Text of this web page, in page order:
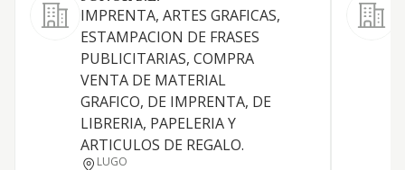
IMPRENTA, ARTES GRAFICAS,
ESTAMPACION DE FRASES
PUBLICITARIAS, COMPRA
VENTA DE MATERIAL
GRAFICO, DE IMPRENTA, DE
LIBRERIA, PAPELERIA Y
ARTICULOS DE REGALO.
LUGO